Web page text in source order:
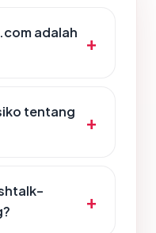
adalah
tentang